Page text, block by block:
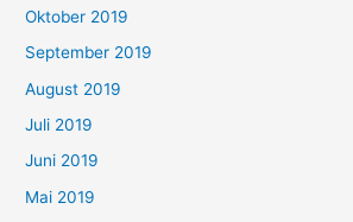
Oktober 2019
September 2019
August 2019
Juli 2019
Juni 2019
Mai 2019